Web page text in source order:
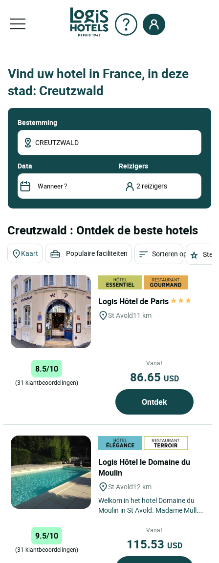
Vind uw hotel in France, in deze
stad: Creutzwald
Bestemming
data Reizigers
Creutzwald : Ontdek de beste hotels
Kaart Populaire faciliteiten Sorteren op
Logis Hôtel de Paris
St Avold11 km
8.5/10
(31 klantbeoordelingen)
Vanaf
86.65 USD
Ontdek
Logis Hôtel le Domaine du
Moulin
St Avold12 km
Welkom in het hotel Domaine du
Moulin in St Avold. Madame Muller
charmante etablissement....
9.5/10
(31 klantbeoordelingen)
Vanaf
115.53 USD